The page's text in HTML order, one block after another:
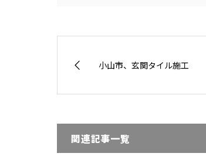
小山市、玄関タイル施工
関連記事一覧